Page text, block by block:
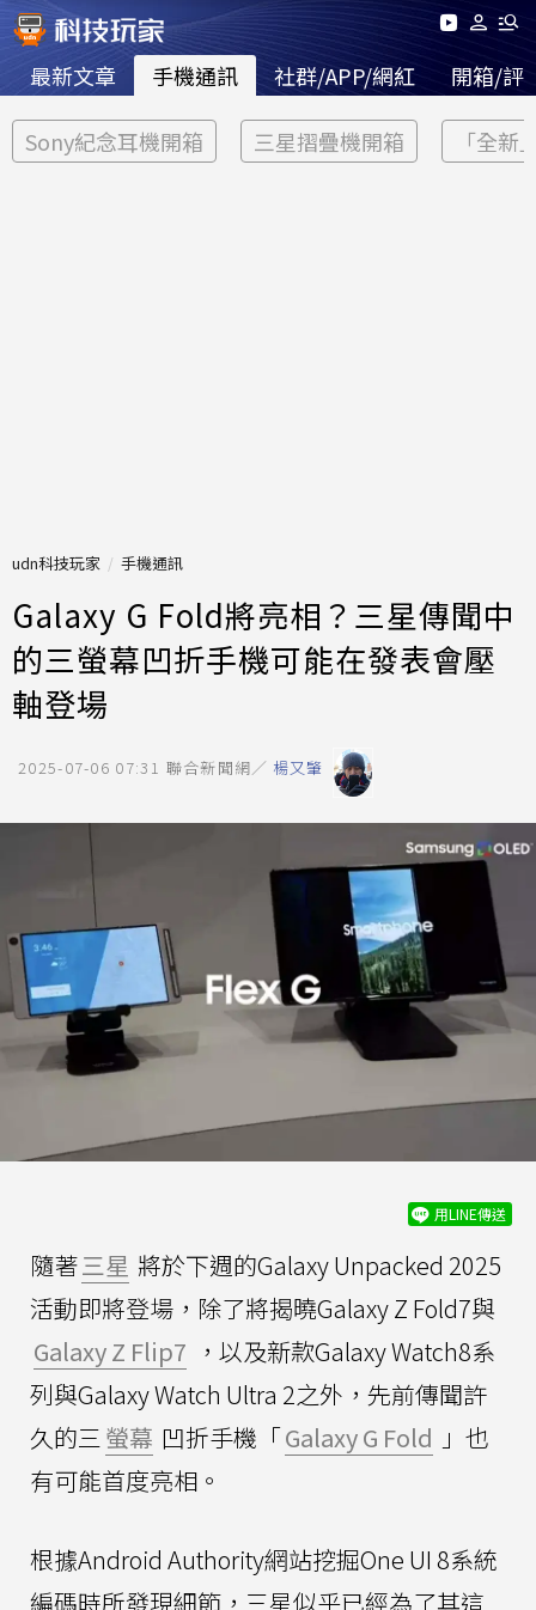
最新文章 手機通訊 社群/APP/網紅 開箱/評
Sony紀念耳機開箱 三星摺疊機開箱 「全新
udn科技玩家 手機通訊
Galaxy G Fold將亮相？三星傳聞中
的三螢幕凹折手機可能在發表會壓
軸登場
2025-07-06 07:31 聯合新聞網／ 楊又肇
用LINE傳送
隨著三星 將於下週的Galaxy Unpacked 2025
活動即將登場，除了將揭曉Galaxy Z Fold7與
Galaxy Z Flip7 ，以及新款Galaxy Watch8系
列與Galaxy Watch Ultra 2之外，先前傳聞許
久的三 螢幕 凹折手機「Galaxy G Fold 」也
有可能首度亮相。
根據Android Authority網站挖掘One UI 8系統
編碼時所發現細節，三星似乎已經為了其這